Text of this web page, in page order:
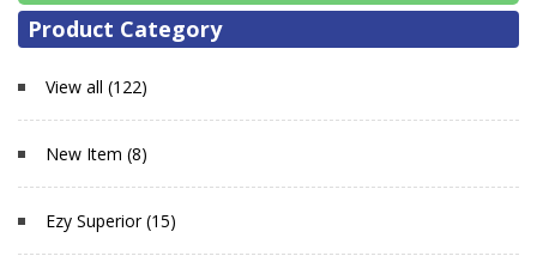
Product Category
View all (122)
New Item (8)
Ezy Superior (15)